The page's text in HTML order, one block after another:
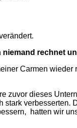
niemand rechnet
Carmen
zuvor dieses
stark
hatten wir